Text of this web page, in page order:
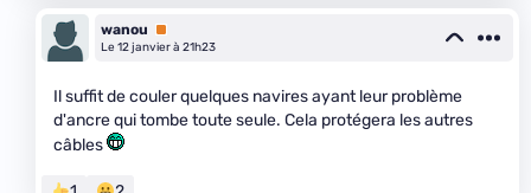
wanou
Premium
Le 12 janvier à 21h23
Il suffit de couler quelques navires ayant leur problème
d'ancre qui tombe toute seule. Cela protégera les autres
câbles